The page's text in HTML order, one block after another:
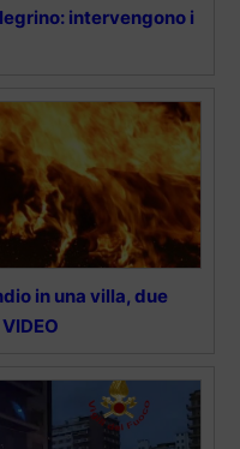
intervengono i
in una villa, due